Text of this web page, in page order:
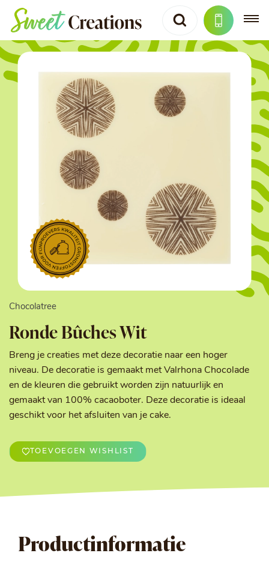
Chocolatree
Ronde Bûches Wit
Breng je creaties met deze decoratie naar een hoger
niveau. De decoratie is gemaakt met Valrhona Chocolade
en de kleuren die gebruikt worden zijn natuurlijk en
gemaakt van 100% cacaoboter. Deze decoratie is ideaal
geschikt voor het afsluiten van je cake.
TOEVOEGEN WISHLIST
Productinformatie